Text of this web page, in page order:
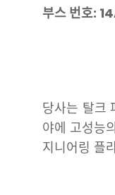
부스 번호:
당사는 탈크
야에 고성능
지니어링 플